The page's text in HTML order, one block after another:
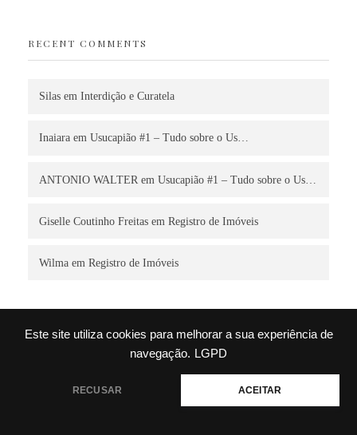
Este site utiliza cookies para melhorar a sua experiência de
navegação. LGPD
RECUSAR ACEITAR
RECENT COMMENTS
Silas em Interdição e Curatela
Inaiara em Usucapião #1 – Tudo sobre o Us…
ANTONIO WALTER em Usucapião #1 – Tudo sobre o Us…
Giselle Coutinho Freitas em Registro de Imóveis
Wilma em Registro de Imóveis
ARCHIVES
Maio 2025
Precisa de ajuda?